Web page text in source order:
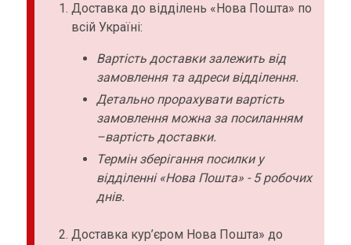
Доставка до відділень «Нова Пошта» по
всій Україні:
Вартість доставки залежить від
замовлення та адреси відділення.
Детально прорахувати вартість
замовлення можна за посиланням
–вартість доставки.
Термін зберігання посилки у
відділенні «Нова Пошта» - 5 робочих
днів.
Доставка кур’єром Нова Пошта» до